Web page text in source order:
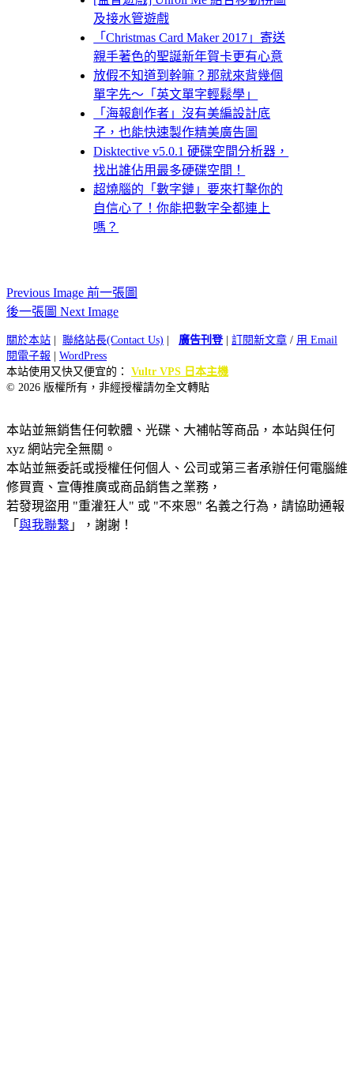
及接水管遊戲
「Christmas Card Maker 2017」寄送
親手著色的聖誕新年賀卡更有心意
放假不知道到幹嘛？那就來背幾個
單字先～「英文單字輕鬆學」
「海報創作者」沒有美編設計底
子，也能快速製作精美廣告圖
Disktective v5.0.1 硬碟空間分析器，
找出誰佔用最多硬碟空間！
超燒腦的「數字鏈」要來打擊你的
自信心了！你能把數字全都連上
嗎？
Previous Image 前一張圖
後一張圖 Next Image
關於本站 聯絡站長(Contact Us) 廣告刊登| 訂閱新文章 / 用 Email
閱電子報
WordPress
本站使用又快又便宜的： Vultr VPS 日本主機
© 2026 版權所有，非經授權請勿全文轉貼
本站並無銷售任何軟體、光碟、大補帖等商品，本站與任何
xyz 網站完全無關。
本站並無委託或授權任何個人、公司或第三者承辦任何電腦維
修買賣、宣傳推廣或商品銷售之業務，
若發現盜用 "重灌狂人" 或 "不來恩" 名義之行為，請協助通報
「 與我聯繫 」，謝謝！